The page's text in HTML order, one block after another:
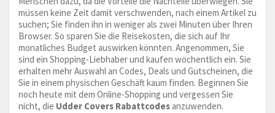
müssen keine Zeit damit verschwenden, nach einem Artikel zu
suchen; Sie finden ihn in weniger als zwei Minuten über Ihren
Browser. So sparen Sie die Reisekosten, die sich auf Ihr
monatliches Budget auswirken könnten. Angenommen, Sie
sind ein Shopping-Liebhaber und kaufen wöchentlich ein. Sie
erhalten mehr Auswahl an Codes, Deals und Gutscheinen, die
Sie in einem physischen Geschäft kaum finden. Beginnen Sie
noch heute mit dem Online-Shopping und vergessen Sie
nicht, die Udder Covers Rabattcodes anzuwenden.